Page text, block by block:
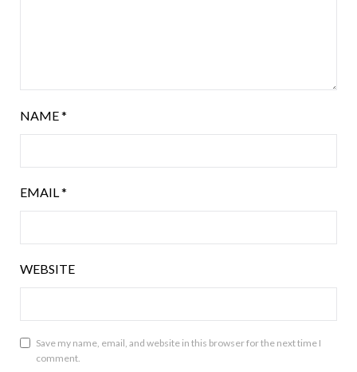
NAME*
EMAIL*
WEBSITE
Save my name, email, and website in this browser for the next time I
comment.